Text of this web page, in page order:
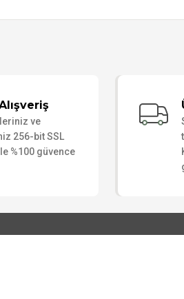
ve
256-bit SSL
%100 güvence